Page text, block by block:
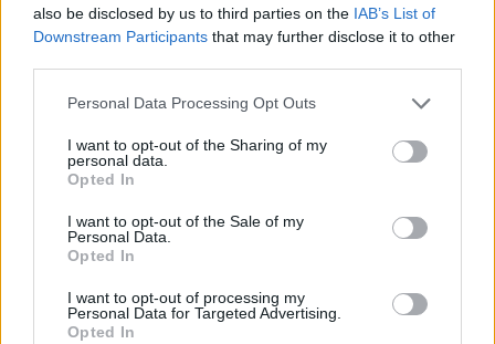
also be disclosed by us to third parties on the IAB’s List of
Downstream Participants that may further disclose it to other
Personal Data Processing Opt Outs
I want to opt-out of the Sharing of my
personal data.
Opted In
I want to opt-out of the Sale of my
Personal Data.
Opted In
I want to opt-out of processing my
Personal Data for Targeted Advertising.
Opted In